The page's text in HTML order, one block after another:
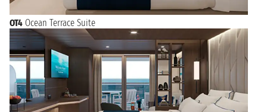
OT4 Ocean Terrace Suite